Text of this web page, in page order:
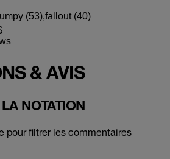
(53),fallout (40)
& AVIS
NOTATION
pour filtrer les commentaires